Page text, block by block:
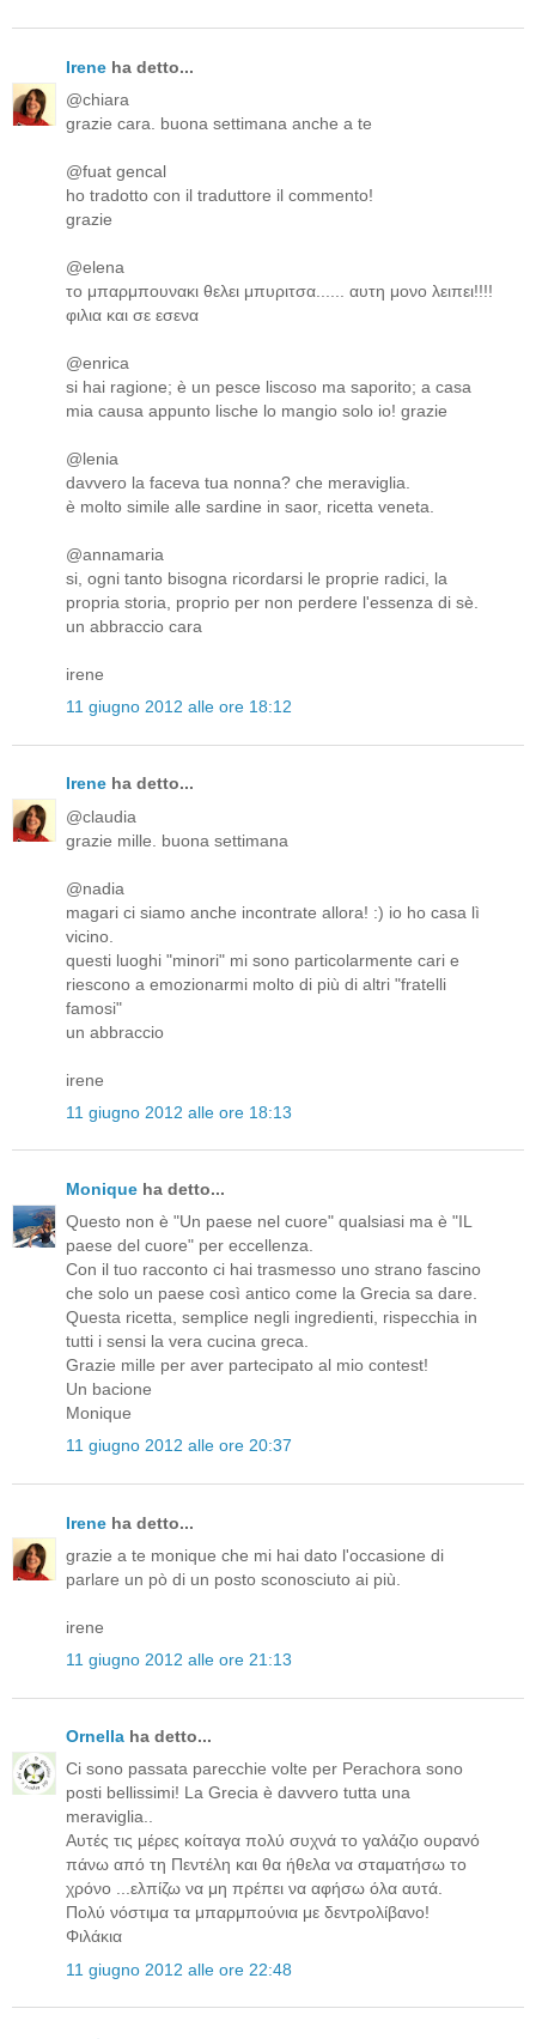
Irene ha detto...
@chiara
grazie cara. buona settimana anche a te
@fuat gencal
ho tradotto con il traduttore il commento!
grazie
@elena
το μπαρμπουνακι θελει μπυριτσα...... αυτη μονο λειπει!!!!
φιλια και σε εσενα
@enrica
si hai ragione; è un pesce liscoso ma saporito; a casa
mia causa appunto lische lo mangio solo io! grazie
@lenia
davvero la faceva tua nonna? che meraviglia.
è molto simile alle sardine in saor, ricetta veneta.
@annamaria
si, ogni tanto bisogna ricordarsi le proprie radici, la
propria storia, proprio per non perdere l'essenza di sè.
un abbraccio cara
irene
11 giugno 2012 alle ore 18:12
Irene ha detto...
@claudia
grazie mille. buona settimana
@nadia
magari ci siamo anche incontrate allora! :) io ho casa lì
vicino.
questi luoghi "minori" mi sono particolarmente cari e
riescono a emozionarmi molto di più di altri "fratelli
famosi"
un abbraccio
irene
11 giugno 2012 alle ore 18:13
Monique ha detto...
Questo non è "Un paese nel cuore" qualsiasi ma è "IL
paese del cuore" per eccellenza.
Con il tuo racconto ci hai trasmesso uno strano fascino
che solo un paese così antico come la Grecia sa dare.
Questa ricetta, semplice negli ingredienti, rispecchia in
tutti i sensi la vera cucina greca.
Grazie mille per aver partecipato al mio contest!
Un bacione
Monique
11 giugno 2012 alle ore 20:37
Irene ha detto...
grazie a te monique che mi hai dato l'occasione di
parlare un pò di un posto sconosciuto ai più.
irene
11 giugno 2012 alle ore 21:13
Ornella ha detto...
Ci sono passata parecchie volte per Perachora sono
posti bellissimi! La Grecia è davvero tutta una
meraviglia..
Αυτές τις μέρες κοίταγα πολύ συχνά το γαλάζιο ουρανό
πάνω από τη Πεντέλη και θα ήθελα να σταματήσω το
χρόνο ...ελπίζω να μη πρέπει να αφήσω όλα αυτά.
Πολύ νόστιμα τα μπαρμπούνια με δεντρολίβανο!
Φιλάκια
11 giugno 2012 alle ore 22:48